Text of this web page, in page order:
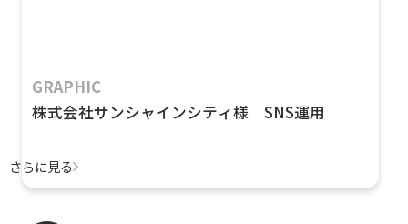
GRAPHIC
株式会社サンシャインシティ様 SNS運用
さらに見る